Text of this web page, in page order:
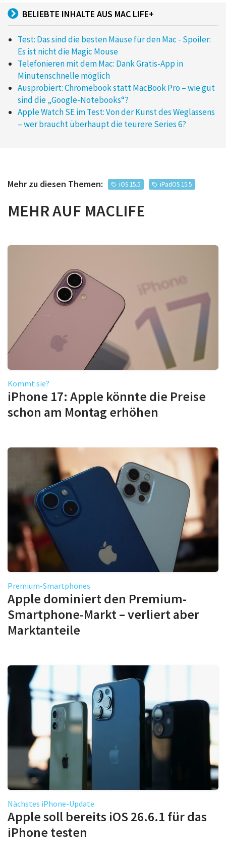
BELIEBTE INHALTE AUS MAC LIFE+
Test: Das sind die besten Mäuse für den Mac - Spoiler:
Es ist nicht die Magic Mouse
Telefonieren mit dem Mac: Dank Gratis-App in
Minutenschnelle möglich
Ausprobiert: Chromebook statt MacBook Pro – wie gut
sind die „Google-Notebooks“?
Apple Watch SE im Test: Von der Kunst des Weglassens
– wer braucht überhaupt die teurere Series 6?
Mehr zu diesen Themen: iOS 15.5 iPadOS 15.5
MEHR AUF MACLIFE
Kommt sie?
iPhone 17: Apple könnte die Preise
schon am Montag erhöhen
Premium-Smartphones
Apple dominiert den Premium-
Smartphone-Markt – verliert aber
Marktanteile
Nächstes iPhone-Update
Apple soll bereits iOS 26.6.1 für das
iPhone testen